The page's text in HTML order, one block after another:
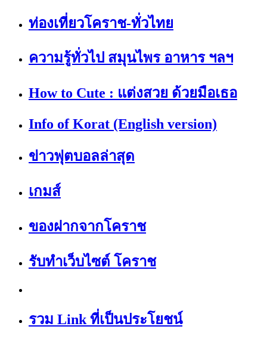
ท่องเที่ยวโคราช-ทั่วไทย
ความรู้ทั่วไป สมุนไพร อาหาร ฯลฯ
How to Cute : แต่งสวย ด้วยมือเธอ
Info of Korat (English version)
ข่าวฟุตบอลล่าสุด
เกมส์
ของฝากจากโคราช
รับทำเว็บไซต์ โคราช
รวม Link ที่เป็นประโยชน์